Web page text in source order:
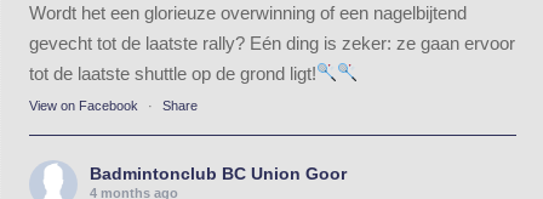
Wordt het een glorieuze overwinning of een nagelbijtend
gevecht tot de laatste rally? Eén ding is zeker: ze gaan ervoor
tot de laatste shuttle op de grond ligt!
View on Facebook · Share
Badmintonclub BC Union Goor
4 months ago